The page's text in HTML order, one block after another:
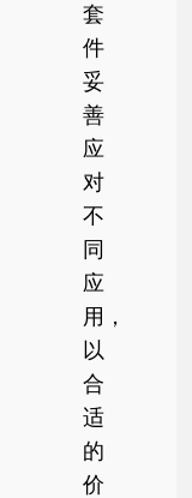
套
件
妥
善
应
对
不
同
应
用，
以
合
适
的
价